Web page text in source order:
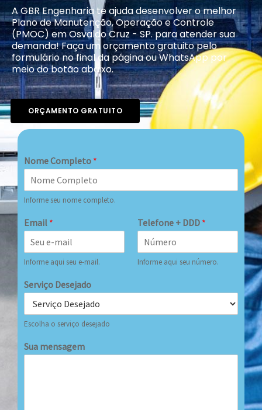
A GBR Engenharia te ajuda desenvolver o melhor
Plano de Manutenção, Operação e Controle
(PMOC) em Osvaldo Cruz - SP. para atender sua
demanda! Faça um orçamento gratuito pelo
formulário no final da página ou WhatsApp por
meio do botão abaixo.
ORÇAMENTO GRATUITO
Nome Completo *
Informe seu nome completo.
Email *
Informe aqui seu e-mail.
Telefone + DDD *
Informe aqui seu número.
Serviço Desejado
Escolha o serviço desejado
Sua mensagem